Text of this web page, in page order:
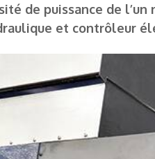
de puissance de
et contrôleur